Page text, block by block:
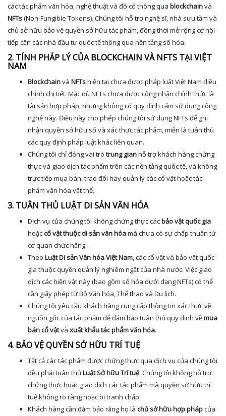
các tác phẩm văn hóa, nghệ thuật và đồ cổ thông qua blockchainvà
NFTs(Non-Fungible Tokens). Chúng tôi hỗ trợ nghệ sĩ, nhà sưu tầm và
chủ sở hữu bảo vệ quyền sở hữu tác phẩm, đồng thời mở rộng cơ hội
tiếp cận các nhà đầu tư quốc tế thông qua nền tảng số hóa.
2. TÍNH PHÁP LÝ CỦA BLOCKCHAIN VÀ NFTS TẠI VIỆT
NAM
Blockchainvà NFTshiện tại chưa được pháp luật Việt Nam điều
chỉnh chi tiết. Mặc dù NFTs chưa được công nhận chính thức là
tài sản hợp pháp, nhưng không có quy định cấm sử dụng công
nghệ này. Điều này cho phép chúng tôi sử dụng NFTs để ghi
nhận quyền sở hữu số và xác thực tác phẩm, miễn là tuân thủ
các quy định pháp luật khác liên quan.
Chúng tôi chỉ đóng vai tròtrung gianhỗ trợ khách hàng chứng
thực và giao dịch tác phẩm trên các nền tảng quốc tế, và không
trực tiếp mua bán, trao đổi hay quản lý các cổ vật hoặc tác
phẩm văn hóa vật thể.
3. TUÂN THỦ LUẬT DI SẢN VĂN HÓA
Dịch vụ của chúng tôi không chứng thực cácbảo vật quốc gia
hoặccổ vật thuộc di sản văn hóamà chưa có sự chấp thuận từ
cơ quan chức năng.
Theo Luật Di sản Văn hóa Việt Nam, các cổ vật và bảo vật quốc
gia thuộc quyền quản lý nghiêm ngặt của nhà nước. Việc giao
dịch các hiện vật này (bao gồm số hóa dưới dạng NFTs) có thể
cần giấy phép từ Bộ Văn hóa, Thể thao và Du lịch.
Chúng tôi yêu cầu khách hàng cung cấp thông tin xác thực về
nguồn gốc của tác phẩm để đảm bảo tuân thủ quy định vềmua
bán cổ vậtvà xuất khẩu tác phẩm văn hóa.
4. BẢO VỆ QUYỀN SỞ HỮU TRÍ TUỆ
Tất cả các tác phẩm được chứng thực qua dịch vụ của chúng tôi
đều phải tuân thủ Luật Sở hữu Trí tuệ. Chúng tôi không hỗ trợ
chứng thực hoặc giao dịch các tác phẩm mà quyền sở hữu trí
tuệ không rõ ràng hoặc bị tranh chấp.
Khách hàng cần đảm bảo rằng họ là chủ sở hữu hợp phápcủa